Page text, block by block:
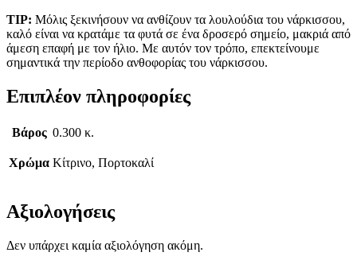
TIP: Μόλις ξεκινήσουν να ανθίζουν τα λουλούδια του νάρκισσου,
καλό είναι να κρατάμε τα φυτά σε ένα δροσερό σημείο, μακριά από
άμεση επαφή με τον ήλιο. Με αυτόν τον τρόπο, επεκτείνουμε
σημαντικά την περίοδο ανθοφορίας του νάρκισσου.
Επιπλέον πληροφορίες
Βάρος 0.300 κ.
Χρώμα Κίτρινο, Πορτοκαλί
Αξιολογήσεις
Δεν υπάρχει καμία αξιολόγηση ακόμη.